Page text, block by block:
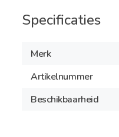
Specificaties
Merk
Artikelnummer
Beschikbaarheid